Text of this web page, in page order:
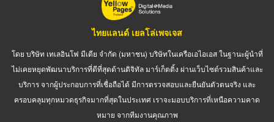
ไทยแลนด์ เยลโล่เพจเจส
โดย บริษัท เทเลอินโฟ มีเดีย จำกัด (มหาชน) บริษัทในเครือเอไอเอส ในฐานะผู้นำที่
ไม่เคยหยุดพัฒนาบริการที่ดีที่สุดด้านดิจิทัล มาร์เก็ตติ้ง ผ่านเว็บไซต์รวมสินค้าและ
บริการ จากผู้ประกอบการที่เชื่อถือได้ มีการตรวจสอบและยืนยันตัวตนจริง และ
ครอบคลุมทุกหมวดธุรกิจมากที่สุดในประเทศ เราจะมอบบริการที่เหนือความคาด
หมาย จากทีมงานคุณภาพ